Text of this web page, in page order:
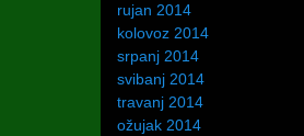
rujan 2014
kolovoz 2014
srpanj 2014
svibanj 2014
travanj 2014
ožujak 2014